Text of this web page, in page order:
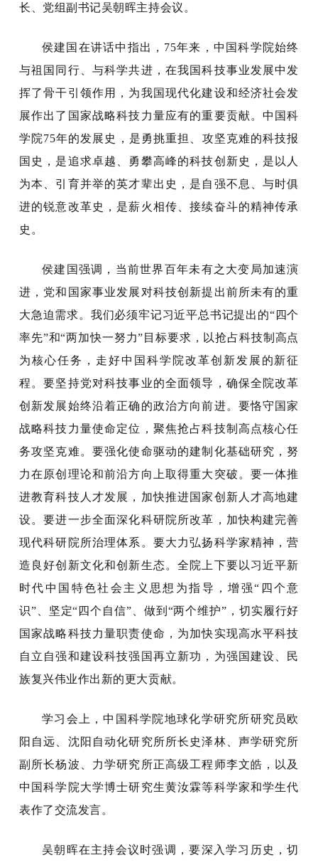
长、党组副书记吴朝晖主持会议。
侯建国在讲话中指出，75年来，中国科学院始终
与祖国同行、与科学共进，在我国科技事业发展中发
挥了骨干引领作用，为我国现代化建设和经济社会发
展作出了国家战略科技力量应有的重要贡献。中国科
学院75年的发展史，是勇挑重担、攻坚克难的科技报
国史，是追求卓越、勇攀高峰的科技创新史，是以人
为本、引育并举的英才辈出史，是自强不息、与时俱
进的锐意改革史，是薪火相传、接续奋斗的精神传承
史。
侯建国强调，当前世界百年未有之大变局加速演
进，党和国家事业发展对科技创新提出前所未有的重
大急迫需求。我们必须牢记习近平总书记提出的“四个
率先”和“两加快一努力”目标要求，以抢占科技制高点
为核心任务，走好中国科学院改革创新发展的新征
程。要坚持党对科技事业的全面领导，确保全院改革
创新发展始终沿着正确的政治方向前进。要恪守国家
战略科技力量使命定位，聚焦抢占科技制高点核心任
务攻坚克难。要强化使命驱动的建制化基础研究，努
力在原创理论和前沿方向上取得重大突破。要一体推
进教育科技人才发展，加快推进国家创新人才高地建
设。要进一步全面深化科研院所改革，加快构建完善
现代科研院所治理体系。要大力弘扬科学家精神，营
造良好创新文化和创新生态。全院上下要以习近平新
时代中国特色社会主义思想为指导，增强“四个意
识”、坚定“四个自信”、做到“两个维护”，切实履行好
国家战略科技力量职责使命，为加快实现高水平科技
自立自强和建设科技强国再立新功，为强国建设、民
族复兴伟业作出新的更大贡献。
学习会上，中国科学院地球化学研究所研究员欧
阳自远、沈阳自动化研究所所长史泽林、声学研究所
副所长杨波、力学研究所正高级工程师李文皓，以及
中国科学院大学博士研究生黄汝霖等科学家和学生代
表作了交流发言。
吴朝晖在主持会议时强调，要深入学习历史，切